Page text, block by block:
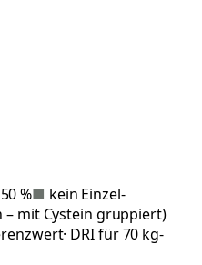
%■ kein Einzel-
– mit Cystein gruppiert)
· DRI für 70 kg-